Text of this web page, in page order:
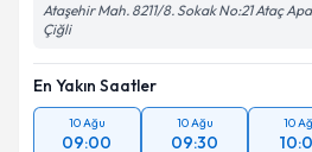
Ataşehir Mah. 8211/8. Sokak No:21 Ataç
Çiğli
En Yakın Saatler
10 Ağu
09:00
10 Ağu
09:30
10